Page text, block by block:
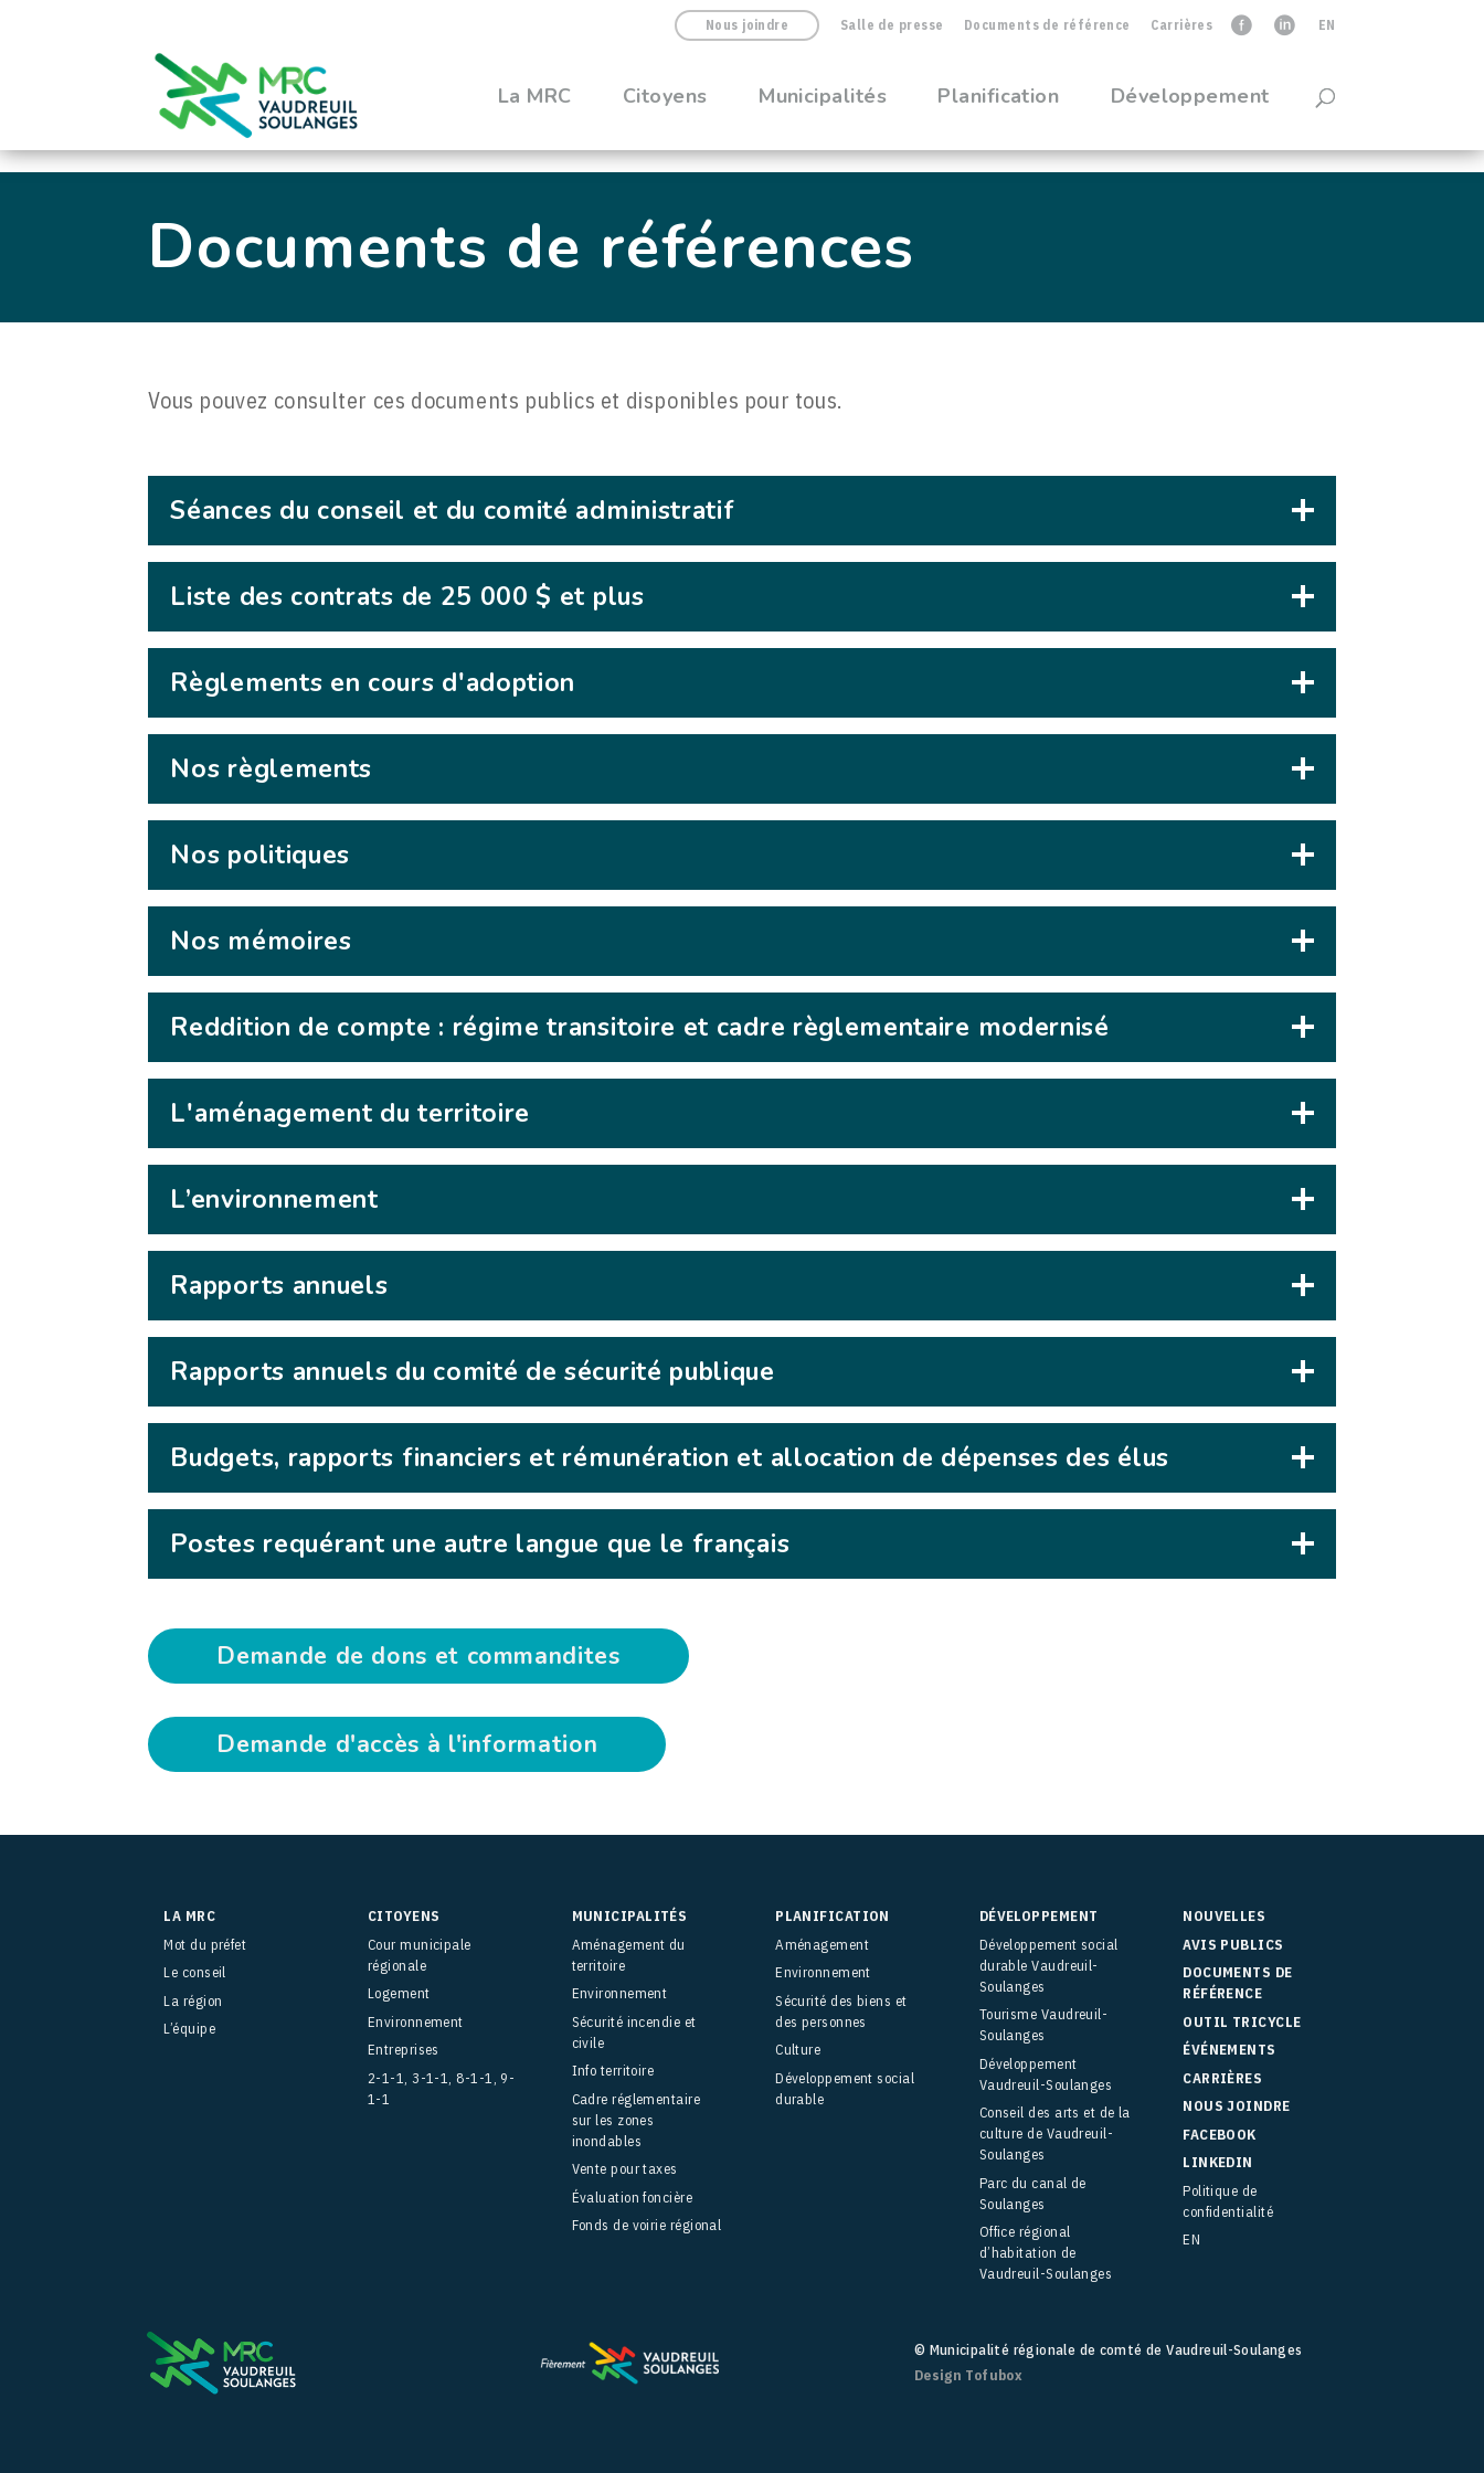
Nous joindre Salle de presse Documents de référence CarrièresfaceblinkedIn EN
La MRC Citoyens Municipalités Planification Développement
Documents de références
Vous pouvez consulter ces documents publics et disponibles pour tous.
Séances du conseil et du comité administratif
Liste des contrats de 25 000 $ et plus
Règlements en cours d'adoption
Nos règlements
Nos politiques
Nos mémoires
Reddition de compte : régime transitoire et cadre règlementaire modernisé
L'aménagement du territoire
L’environnement
Rapports annuels
Rapports annuels du comité de sécurité publique
Budgets, rapports financiers et rémunération et allocation de dépenses des élus
Postes requérant une autre langue que le français
Demande de dons et commandites
Demande d'accès à l'information
LA MRC
Mot du préfet
Le conseil
La région
L’équipe
CITOYENS
Cour municipale
régionale
Logement
Environnement
Entreprises
2-1-1, 3-1-1, 8-1-1, 9-
1-1
MUNICIPALITÉS
Aménagement du
territoire
Environnement
Sécurité incendie et
civile
Info territoire
Cadre réglementaire
sur les zones
inondables
Vente pour taxes
Évaluation foncière
Fonds de voirie régional
PLANIFICATION
Aménagement
Environnement
Sécurité des biens et
des personnes
Culture
Développement social
durable
DÉVELOPPEMENT
Développement social
durable Vaudreuil-
Soulanges
Tourisme Vaudreuil-
Soulanges
Développement
Vaudreuil-Soulanges
Conseil des arts et de la
culture de Vaudreuil-
Soulanges
Parc du canal de
Soulanges
Office régional
d’habitation de
Vaudreuil-Soulanges
NOUVELLES
AVIS PUBLICS
DOCUMENTS DE
RÉFÉRENCE
OUTIL TRICYCLE
ÉVÉNEMENTS
CARRIÈRES
NOUS JOINDRE
FACEBOOK
LINKEDIN
Politique de
confidentialité
EN
© Municipalité régionale de comté de Vaudreuil-Soulanges
Design Tofubox